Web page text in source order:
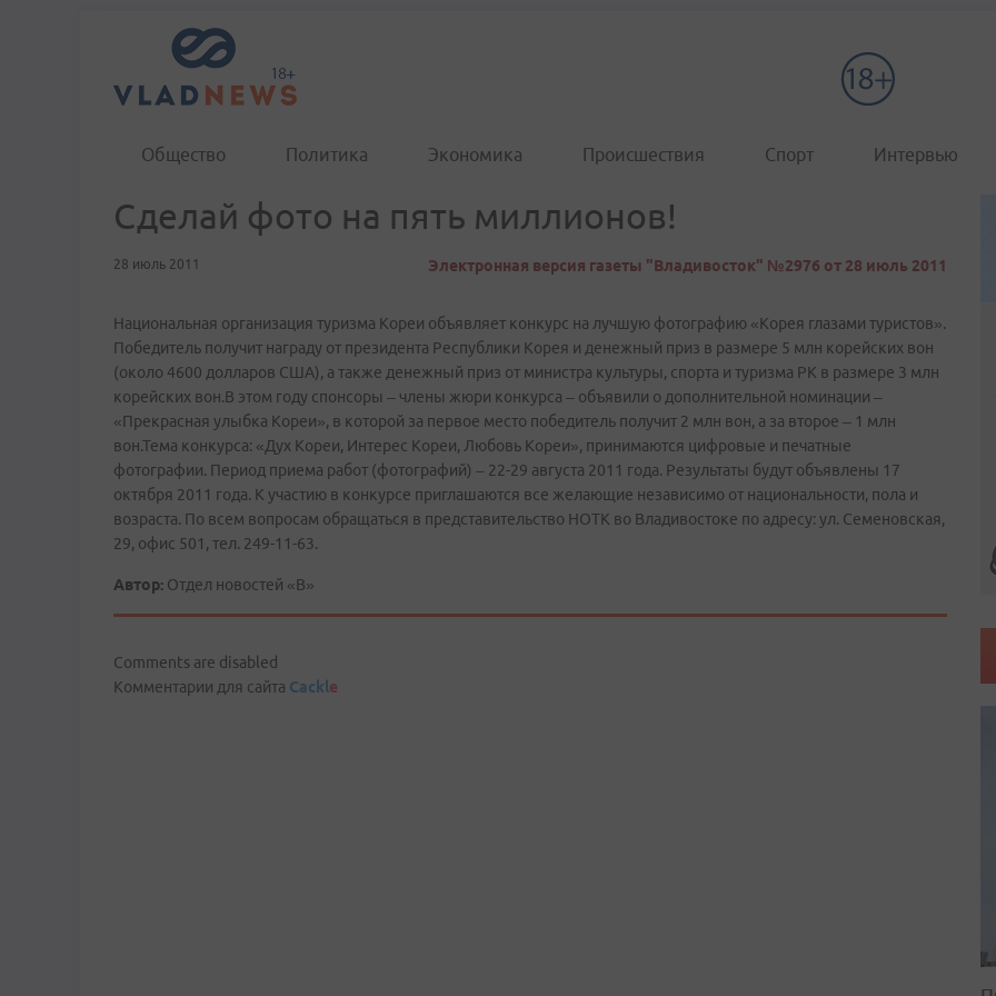
Общество Политика Экономика Происшествия Спорт Интервью
Сделай фото на пять миллионов!
28 июль 2011 Электронная версия газеты "Владивосток" №2976 от 28 июль 2011
Национальная организация туризма Кореи объявляет конкурс на лучшую фотографию «Корея глазами туристов».
Победитель получит награду от президента Республики Корея и денежный приз в размере 5 млн корейских вон
(около 4600 долларов США), а также денежный приз от министра культуры, спорта и туризма РК в размере 3 млн
корейских вон.В этом году спонсоры – члены жюри конкурса – объявили о дополнительной номинации –
«Прекрасная улыбка Кореи», в которой за первое место победитель получит 2 млн вон, а за второе – 1 млн
вон.Тема конкурса: «Дух Кореи, Интерес Кореи, Любовь Кореи», принимаются цифровые и печатные
фотографии. Период приема работ (фотографий) – 22-29 августа 2011 года. Результаты будут объявлены 17
октября 2011 года. К участию в конкурсе приглашаются все желающие независимо от национальности, пола и
возраста. По всем вопросам обращаться в представительство НОТК во Владивостоке по адресу: ул. Семеновская,
29, офис 501, тел. 249-11-63.
Автор: Отдел новостей «В»
Comments are disabled
Комментарии для сайта Cackle